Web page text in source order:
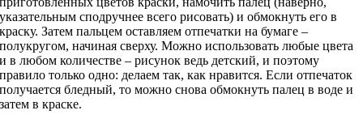
указательным сподручнее всего рисовать) и обмокнуть его в
краску. Затем пальцем оставляем отпечатки на бумаге –
полукругом, начиная сверху. Можно использовать любые цвета
и в любом количестве – рисунок ведь детский, и поэтому
правило только одно: делаем так, как нравится. Если отпечаток
получается бледный, то можно снова обмокнуть палец в воде и
затем в краске.